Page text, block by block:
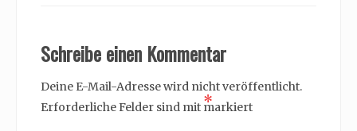
Schreibe einen Kommentar
Deine E-Mail-Adresse wird nicht veröffentlicht.
Erforderliche Felder sind mit *
markiert